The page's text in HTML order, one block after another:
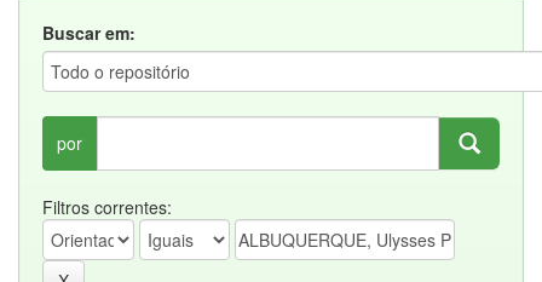
Buscar em:
por
Filtros correntes: